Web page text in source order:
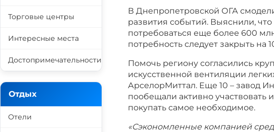
В Днепропетровской ОГА
развития событий. Выяснили,
потребоваться еще более 600
потребность следует закрыть на
Помочь региону согласились
искусственной вентиляции
АрселорМиттал. Еще 10 – завод
пообещали активно участвовать
покупать самое необходимое.
«Сэкономленные компанией
Торговые центры
Интересные места
Достопримечательности
Отдых
Отели